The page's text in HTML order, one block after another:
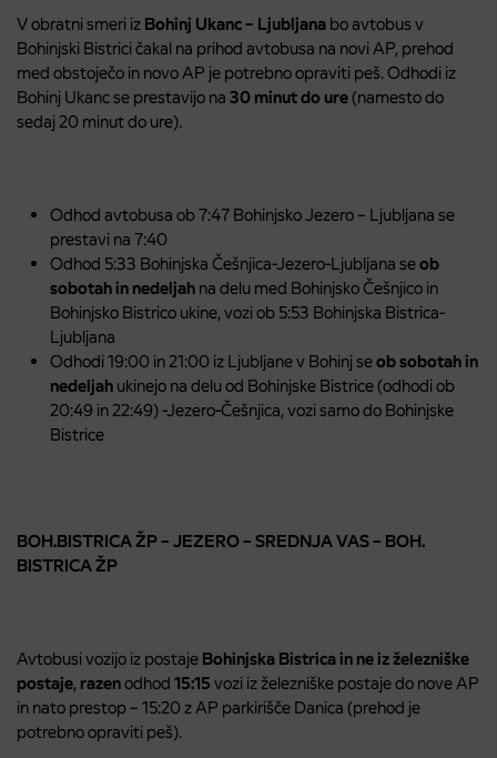
V obratni smeri iz Bohinj Ukanc – Ljubljana bo avtobus v
Bohinjski Bistrici čakal na prihod avtobusa na novi AP, prehod
med obstoječo in novo AP je potrebno opraviti peš. Odhodi iz
Bohinj Ukanc se prestavijo na 30 minut do ure(namesto do
sedaj 20 minut do ure).
Odhod avtobusa ob 7:47 Bohinjsko Jezero – Ljubljana se
prestavi na 7:40
Odhod 5:33 Bohinjska Češnjica-Jezero-Ljubljana seob
sobotah in nedeljah na delu med Bohinjsko Češnjico in
Bohinjsko Bistrico ukine, vozi ob 5:53 Bohinjska Bistrica-
Ljubljana
Odhodi 19:00 in 21:00 iz Ljubljane v Bohinj seob sobotah in
nedeljah ukinejo na delu od Bohinjske Bistrice (odhodi ob
20:49 in 22:49) -Jezero-Češnjica, vozi samo do Bohinjske
Bistrice
BOH.BISTRICA ŽP – JEZERO – SREDNJA VAS – BOH.
BISTRICA ŽP
Avtobusi vozijo iz postaje Bohinjska Bistrica in ne iz železniške
postaje, razenodhod 15:15 vozi iz železniške postaje do nove AP
in nato prestop – 15:20 z AP parkirišče Danica (prehod je
potrebno opraviti peš).